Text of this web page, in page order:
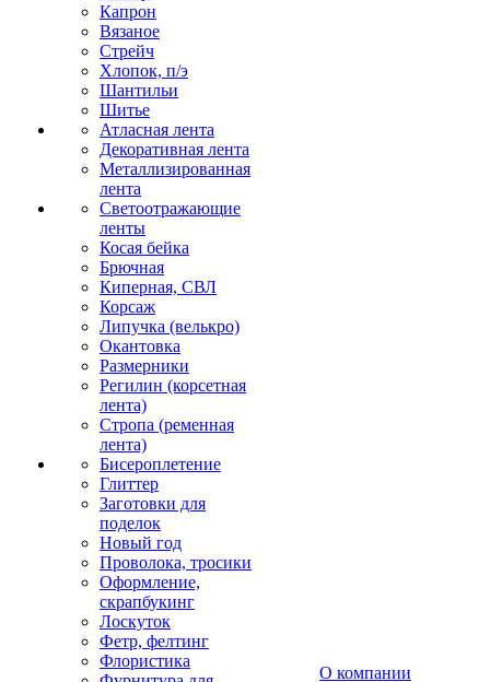
Капрон
Вязаное
Стрейч
Хлопок, п/э
Шантильи
Шитье
Атласная лента
Декоративная лента
Металлизированная
лента
Светоотражающие
ленты
Косая бейка
Брючная
Киперная, СВЛ
Корсаж
Липучка (велькро)
Окантовка
Размерники
Регилин (корсетная
лента)
Стропа (ременная
лента)
Бисероплетение
Глиттер
Заготовки для
поделок
Новый год
Проволока, тросики
Оформление,
скрапбукинг
Лоскуток
Фетр, фелтинг
Флористика
О компании